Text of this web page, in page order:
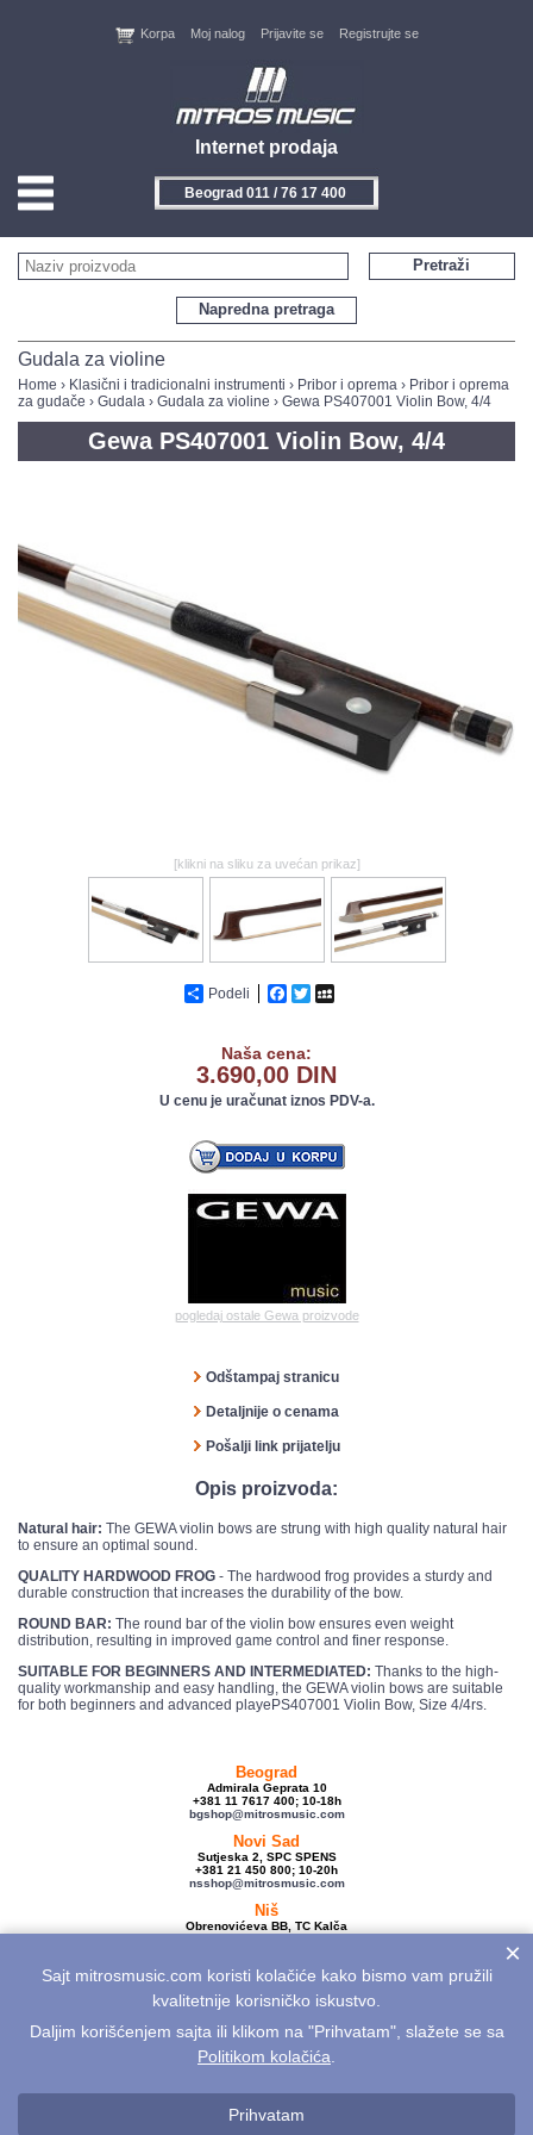
Internet prodaja
Korpa Moj nalog Prijavite se Registrujte se
Beograd 011 / 76 17 400
HOME
KONTAKT
AKCIJE
NOVITETI
Napredna pretraga
Pretraži
Gudala za violine
Home › Klasični i tradicionalni instrumenti › Pribor i oprema › Pribor i oprema
za gudače › Gudala › Gudala za violine › Gewa PS407001 Violin Bow, 4/4
Gewa PS407001 Violin Bow, 4/4
[klikni na sliku za uvećan prikaz]
Podeli Facebook
Twitter
Naša cena:
3.690,00 DIN
U cenu je uračunat iznos PDV-a.
pogledaj ostale Gewa proizvode
Odštampaj stranicu
Detaljnije o cenama
Pošalji link prijatelju
Opis proizvoda:
Natural hair: The GEWA violin bows are strung with high quality natural hair
to ensure an optimal sound.
QUALITY HARDWOOD FROG - The hardwood frog provides a sturdy and
durable construction that increases the durability of the bow.
ROUND BAR: The round bar of the violin bow ensures even weight
distribution, resulting in improved game control and finer response.
SUITABLE FOR BEGINNERS AND INTERMEDIATED: Thanks to the high-
quality workmanship and easy handling, the GEWA violin bows are suitable
for both beginners and advanced playePS407001 Violin Bow, Size 4/4rs.
Beograd
Admirala Geprata 10
+381 11 7617 400; 10-18h
bgshop@mitrosmusic.com
Novi Sad
Sutjeska 2, SPC SPENS
+381 21 450 800; 10-20h
nsshop@mitrosmusic.com
Niš
Obrenovićeva BB, TC Kalča
Veleprodaja
Admirala Geprata 10,
Beograd
info@mitrosmusic.com
×
Sajt mitrosmusic.com koristi kolačiće kako bismo vam pružili
kvalitetnije korisničko iskustvo.
Daljim korišćenjem sajta ili klikom na "Prihvatam", slažete se sa
Politikom kolačića
Prihvatam